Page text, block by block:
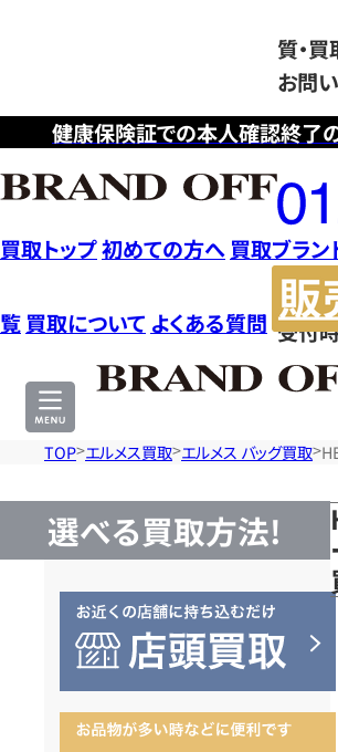
健康保険証での本人確認終了
質・
お問
フ
リ
ー
ダ
イ
ヤ
ル
受付
買取トップ初めての方へ 買取ブラン
覧 買取について よくある質問
TOP エルメス買取 エルメス バッグ買取
選べる買取方法!